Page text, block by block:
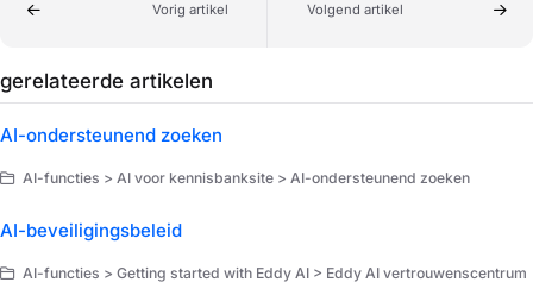
Vorig artikel Volgend artikel
gerelateerde artikelen
AI-ondersteunend zoeken
AI-functies > AI voor kennisbanksite > AI-ondersteunend zoeken
AI-beveiligingsbeleid
AI-functies > Getting started with Eddy AI > Eddy AI vertrouwenscentrum